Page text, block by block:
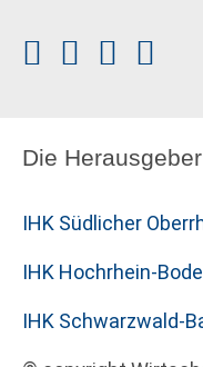
Die Herausgeber
IHK Südlicher
IHK Hochrhein-
IHK Schwarzwald-